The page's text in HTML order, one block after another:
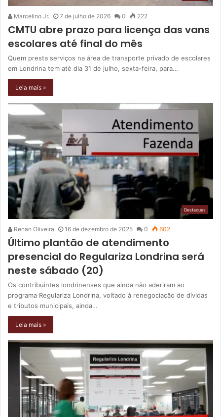
Marcelino Jr. 7 de julho de 2026 0 222
CMTU abre prazo para licença das vans
escolares até final do mês
Quem presta serviços na área de transporte privado de escolares
em Londrina tem até dia 31 de julho, sexta-feira, para…
Leia mais »
Destaques
Renan Oliveira 16 de dezembro de 2025 0 602
Último plantão de atendimento
presencial do Regulariza Londrina será
neste sábado (20)
Os contribuintes londrinenses que ainda não aderiram ao
programa Regulariza Londrina, voltado à renegociação de dívidas
e tributos municipais, ainda…
Leia mais »